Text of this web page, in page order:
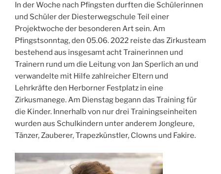
In der Woche nach Pfingsten durften die Schülerinnen
und Schüler der Diesterwegschule Teil einer
Projektwoche der besonderen Art sein. Am
Pfingstsonntag, den 05.06. 2022 reiste das Zirkusteam
bestehend aus insgesamt acht Trainerinnen und
Trainern rund um die Leitung von Jan Sperlich an und
verwandelte mit Hilfe zahlreicher Eltern und
Lehrkräfte den Herborner Festplatz in eine
Zirkusmanege. Am Dienstag begann das Training für
die Kinder. Innerhalb von nur drei Trainingseinheiten
wurden aus Schulkindern unter anderem Jongleure,
Tänzer, Zauberer, Trapezkünstler, Clowns und Fakire.